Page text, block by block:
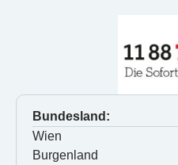
Bundesland:
Wien
Burgenland